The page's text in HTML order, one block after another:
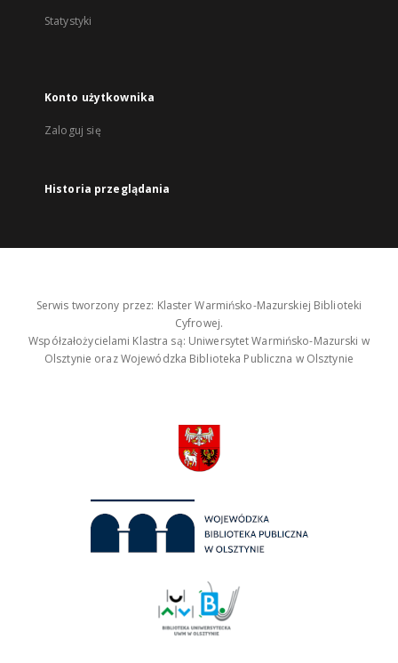
Statystyki
Konto użytkownika
Zaloguj się
Historia przeglądania
Serwis tworzony przez: Klaster Warmińsko-Mazurskiej Biblioteki
Cyfrowej.
Współzałożycielami Klastra są: Uniwersytet Warmińsko-Mazurski w
Olsztynie oraz Wojewódzka Biblioteka Publiczna w Olsztynie